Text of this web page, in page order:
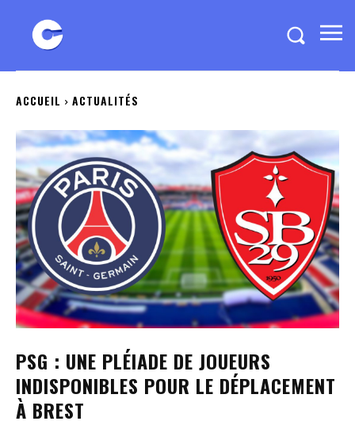
ACCUEIL ACTUALITÉS
PSG : UNE PLÉIADE DE JOUEURS
INDISPONIBLES POUR LE DÉPLACEMENT
À BREST